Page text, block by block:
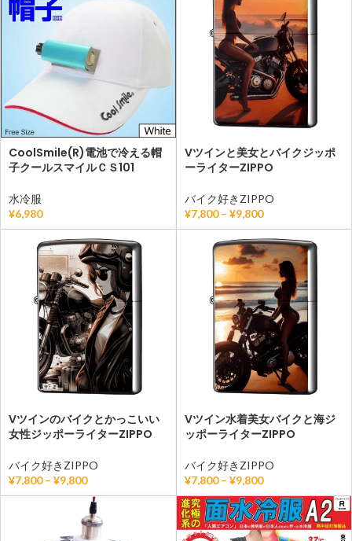
CoolSmile(R)電池で冷える帽
子クールスマイルＣＳ101
水冷服
¥6,980
Vツインと美女とバイクジッポ
ーライターZIPPO
バイク好きZIPPO
¥7,800 – ¥9,800
Vツインのバイクとかっこいい
女性ジッポーライターZIPPO
バイク好きZIPPO
¥7,800 – ¥9,800
Vツイン水着美女バイクと海ジ
ッポーライターZIPPO
バイク好きZIPPO
¥7,800 – ¥9,800